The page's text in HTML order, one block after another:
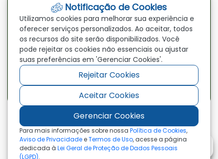
ouvidoria@paranatinga.mt.gov.br
Localização
Av. Brasil, 1900, Centro, Paranatinga/MT, 78870-000
Redes Sociais
Acessar
a
Rede
Social
Facebook
Acessar
a
Rede
Social
Youtube
Acessar
a
Rede
Social
©2026 - Prefeitura Municipal de Paranatinga - MT
- Todos os direitos reservados
Notificação de Cookies
Utilizamos cookies para melhorar sua experiência e
oferecer serviços personalizados. Ao aceitar, todos
os recursos do site serão disponibilizados. Você
pode rejeitar os cookies não essenciais ou ajustar
suas preferências em 'Gerenciar Cookies'.
Rejeitar Cookies
Aceitar Cookies
Gerenciar Cookies
Para mais informações sobre nossa Política de Cookies,
Aviso de PrivacidadeeTermos de Uso, acesse a página
dedicada à Lei Geral de Proteção de Dados Pessoais
(LGPD).